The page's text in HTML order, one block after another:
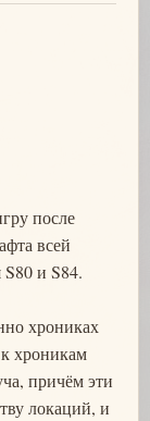
после
всей
и S84.
хрониках
хроникам
причём эти
локаций, и